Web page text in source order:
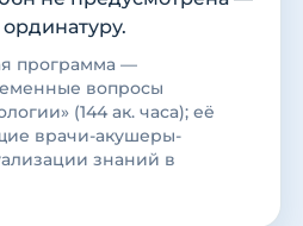
программа —
вопросы
(144 ак. часа); её
врачи-акушеры-
знаний в